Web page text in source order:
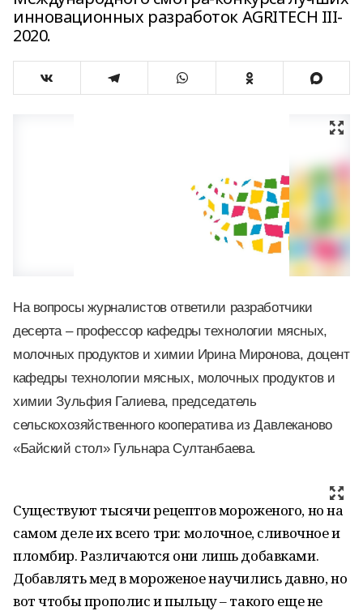
инновационных разработок AGRITECH III-
2020.
На вопросы журналистов ответили разработчики
десерта – профессор кафедры технологии мясных,
молочных продуктов и химии Ирина Миронова, доцент
кафедры технологии мясных, молочных продуктов и
химии Зульфия Галиева, председатель
сельскохозяйственного кооператива из Давлеканово
«Байский стол» Гульнара Султанбаева.
Cуществуют тысячи рецептов мороженого, но на
самом деле их всего три: молочное, сливочное и
пломбир. Различаются они лишь добавками.
Добавлять мед в мороженое научились давно, но
вот чтобы прополис и пыльцу – такого еще не